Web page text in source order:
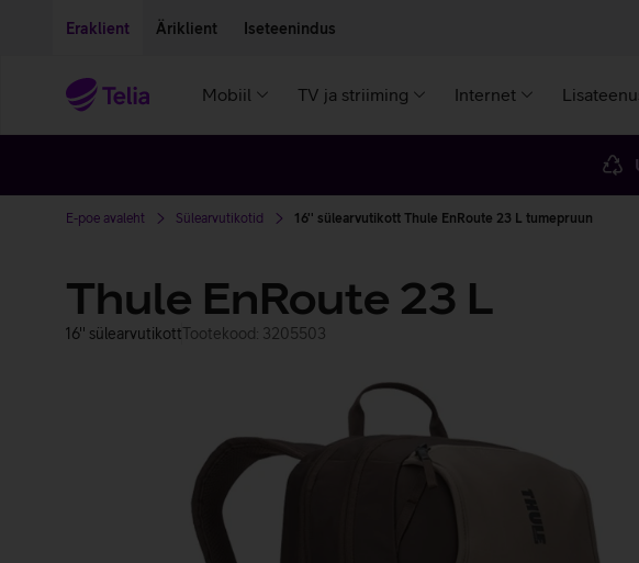
Eraklient Äriklient Iseteenindus
Mobiil TV ja striiming Internet
E-poe avaleht Sülearvutikotid 16'' sülearvutikott Thule EnRoute 23 L tumepruun
Thule EnRoute 23 L
16'' sülearvutikottTootekood: 3205503